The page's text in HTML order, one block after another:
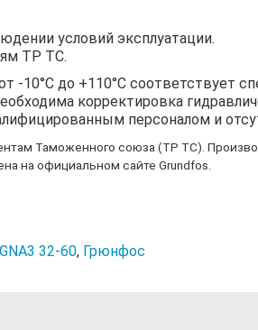
условий эксплуатации.
ТР ТС.
-10°C до +110°C соответствует
корректировка
персоналом и
Таможенного союза (ТР ТС).
на официальном сайте Grundfos.
32-60, Грюнфос